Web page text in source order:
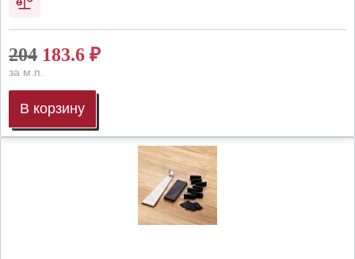
204 183.6 ₽
за м.п.
В корзину